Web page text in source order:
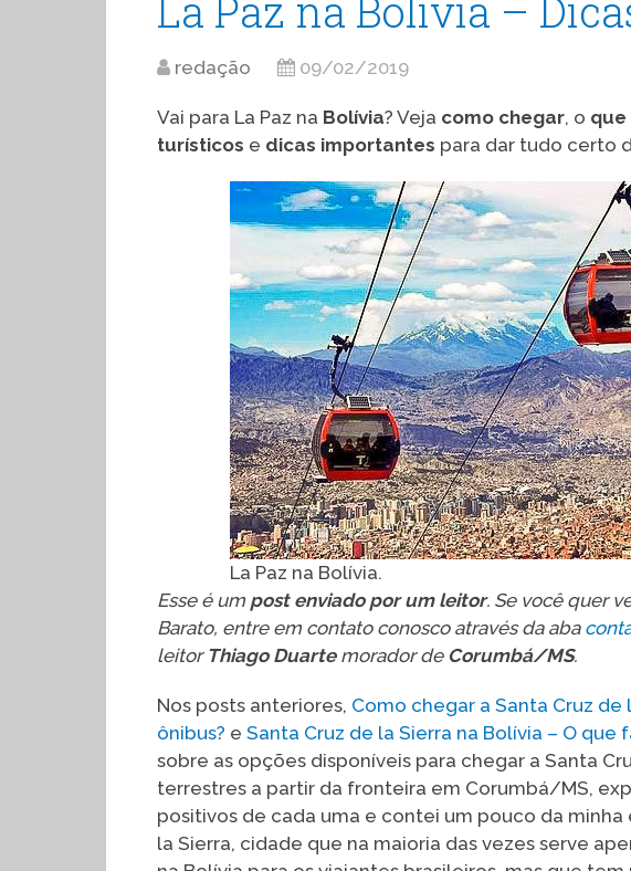
La Paz na Bolívia –
redação 09/02/2019
Vai para La Paz na Bolívia? Veja como chegar, o
turísticos e dicas importantes para dar tudo certo
La Paz na Bolívia.
Esse é um post enviado por um leitor. Se você quer
Barato, entre em contato conosco através da aba
leitor Thiago Duartemorador de Corumbá/MS.
Nos posts anteriores, Como chegar a Santa Cruz de
ônibus? e Santa Cruz de la Sierra na Bolívia – O
sobre as opções disponíveis para chegar a Santa
terrestres a partir da fronteira em Corumbá/MS,
positivos de cada uma e contei um pouco da
la Sierra, cidade que na maioria das vezes serve